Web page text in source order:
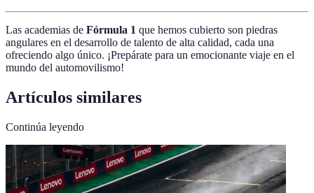
Las academias de Fórmula 1 que hemos cubierto son piedras
angulares en el desarrollo de talento de alta calidad, cada una
ofreciendo algo único. ¡Prepárate para un emocionante viaje en el
mundo del automovilismo!
Artículos similares
Continúa leyendo